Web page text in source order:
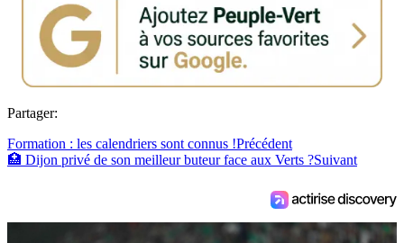
Partager:
Formation : les calendriers sont connus !Précédent
🏥 Dijon privé de son meilleur buteur face aux Verts ?Suivant